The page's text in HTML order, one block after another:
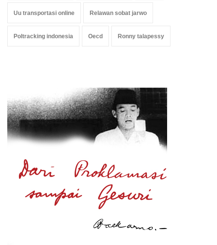
Uu transportasi online Relawan sobat jarwo
Poltracking indonesia Oecd Ronny talapessy